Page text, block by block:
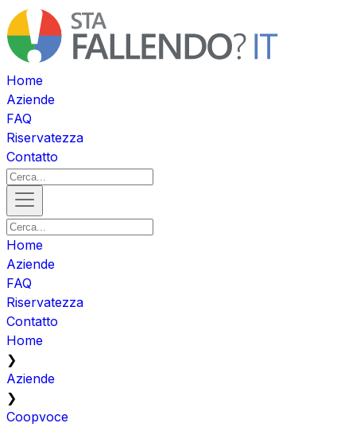
Home
Aziende
FAQ
Riservatezza
Contatto
Home
Aziende
FAQ
Riservatezza
Contatto
Home
❯
Aziende
❯
Coopvoce